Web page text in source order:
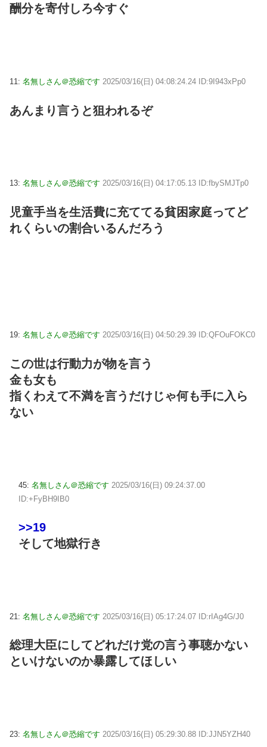
酬分を寄付しろ今すぐ
11: 名無しさん＠恐縮です 2025/03/16(日) 04:08:24.24 ID:9I943xPp0
あんまり言うと狙われるぞ
13: 名無しさん＠恐縮です 2025/03/16(日) 04:17:05.13 ID:fbySMJTp0
児童手当を生活費に充ててる貧困家庭ってど
れくらいの割合いるんだろう
19: 名無しさん＠恐縮です 2025/03/16(日) 04:50:29.39 ID:QFOuFOKC0
この世は行動力が物を言う
金も女も
指くわえて不満を言うだけじゃ何も手に入ら
ない
45: 名無しさん＠恐縮です 2025/03/16(日) 09:24:37.00
ID:+FyBH9IB0
>>19
そして地獄行き
21: 名無しさん＠恐縮です 2025/03/16(日) 05:17:24.07 ID:rIAg4G/J0
総理大臣にしてどれだけ党の言う事聴かない
といけないのか暴露してほしい
23: 名無しさん＠恐縮です 2025/03/16(日) 05:29:30.88 ID:JJN5YZH40